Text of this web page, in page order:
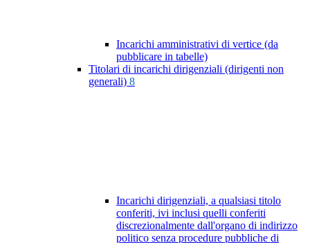
Incarichi amministrativi di vertice (da
pubblicare in tabelle)
Titolari di incarichi dirigenziali (dirigenti non
generali) 8
Incarichi dirigenziali, a qualsiasi titolo
conferiti, ivi inclusi quelli conferiti
discrezionalmente dall'organo di indirizzo
politico senza procedure pubbliche di